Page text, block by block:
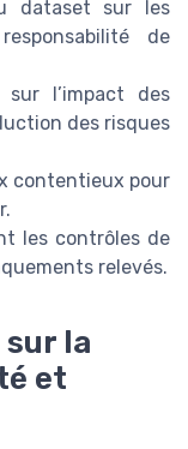
dataset sur les
de
l’impact des
des risques
contentieux pour
les contrôles de
relevés.
la
et